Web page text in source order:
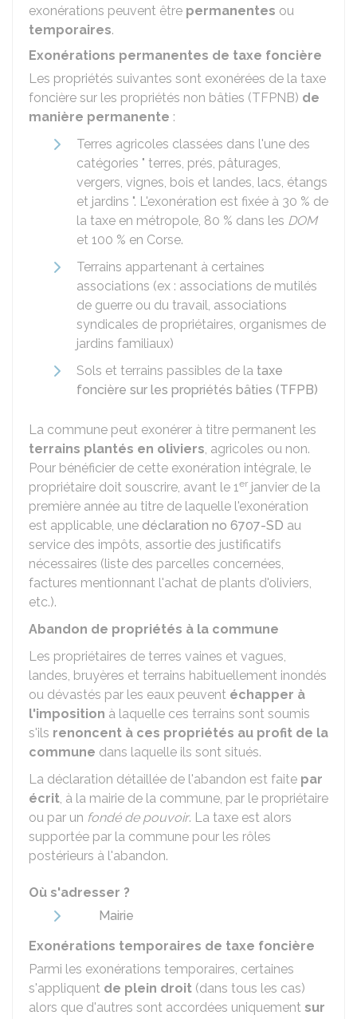
exonérations peuvent être permanentes ou
temporaires.
Exonérations permanentes de taxe foncière
Les propriétés suivantes sont exonérées de la taxe
foncière sur les propriétés non bâties (TFPNB) de
manière permanente :
Terres agricoles classées dans l'une des
catégories " terres, prés, pâturages,
vergers, vignes, bois et landes, lacs, étangs
et jardins ". L'exonération est fixée à 30 % de
la taxe en métropole, 80 % dans les DOM
et 100 % en Corse.
Terrains appartenant à certaines
associations (ex : associations de mutilés
de guerre ou du travail, associations
syndicales de propriétaires, organismes de
jardins familiaux)
Sols et terrains passibles de la taxe
foncière sur les propriétés bâties (TFPB)
La commune peut exonérer à titre permanent les
terrains plantés en oliviers, agricoles ou non.
Pour bénéficier de cette exonération intégrale, le
propriétaire doit souscrire, avant le 1er janvier de la
première année au titre de laquelle l'exonération
est applicable, une déclaration no 6707-SD au
service des impôts, assortie des justificatifs
nécessaires (liste des parcelles concernées,
factures mentionnant l'achat de plants d'oliviers,
etc.).
Abandon de propriétés à la commune
Les propriétaires de terres vaines et vagues,
landes, bruyères et terrains habituellement inondés
ou dévastés par les eaux peuvent échapper à
l'imposition à laquelle ces terrains sont soumis
s'ils renoncent à ces propriétés au profit de la
commune dans laquelle ils sont situés.
La déclaration détaillée de l'abandon est faite par
écrit, à la mairie de la commune, par le propriétaire
ou par un fondé de pouvoir. La taxe est alors
supportée par la commune pour les rôles
postérieurs à l'abandon.
Où s'adresser ?
Mairie
Exonérations temporaires de taxe foncière
Parmi les exonérations temporaires, certaines
s'appliquent de plein droit (dans tous les cas)
alors que d'autres sont accordées uniquement sur